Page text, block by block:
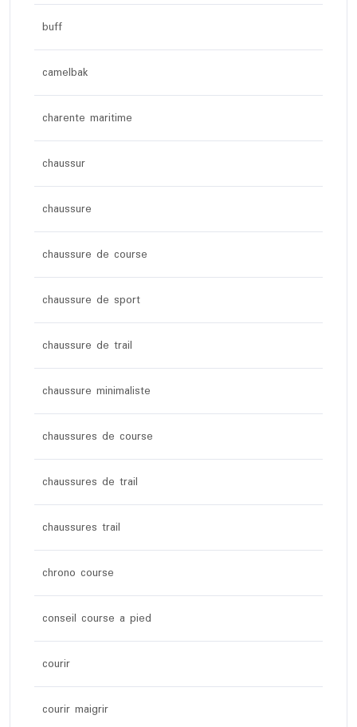
buff
camelbak
charente maritime
chaussur
chaussure
chaussure de course
chaussure de sport
chaussure de trail
chaussure minimaliste
chaussures de course
chaussures de trail
chaussures trail
chrono course
conseil course a pied
courir
courir maigrir